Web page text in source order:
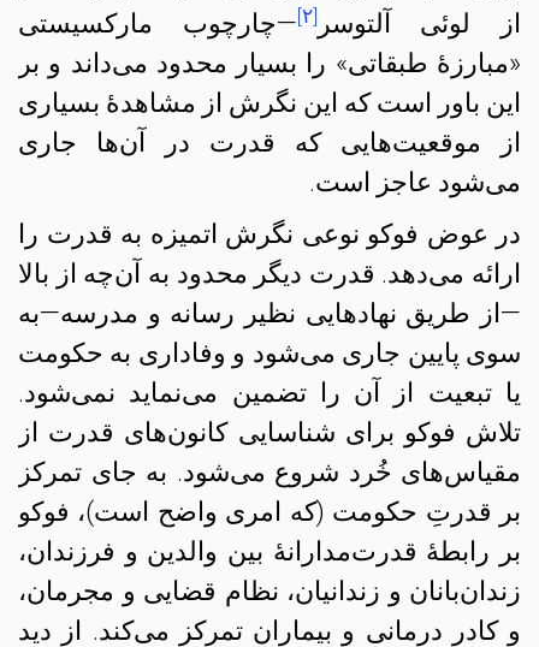
از لوئی آلتوسر [۲]—چارچوب مارکسیستی
«مبارزهٔ طبقاتی» را بسیار محدود می‌داند و بر
این باور است که این نگرش از مشاهدهٔ بسیاری
از موقعیت‌هایی که قدرت در آن‌ها جاری
می‌شود عاجز است.
در عوض فوکو نوعی نگرش اتمیزه به قدرت را
ارائه می‌دهد. قدرت دیگر محدود به آن‌چه از بالا
—از طریق نهادهایی نظیر رسانه و مدرسه—به
سوی پایین جاری می‌شود و وفاداری به حکومت
یا تبعیت از آن‌ را تضمین می‌نماید نمی‌شود.
تلاش فوکو برای شناسایی کانون‌های قدرت از
مقیاس‌های خُرد شروع می‌شود. به جای تمرکز
بر قدرتِ حکومت (که امری واضح است)، فوکو
بر رابطهٔ قدرت‌مدارانهٔ بین والدین و فرزندان،
زندان‌بانان و زندانیان، نظام قضایی و مجرمان،
و کادر درمانی و بیماران تمرکز می‌کند. از دید